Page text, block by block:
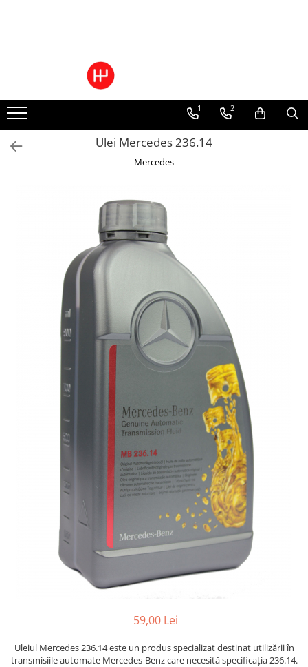
Ulei cutie automata
Filtre cutii automate
1 2
Ulei Mercedes 236.14
Mercedes
59,00 Lei
Uleiul Mercedes 236.14 este un produs specializat destinat utilizării în
transmisiile automate Mercedes-Benz care necesită specificația 236.14.